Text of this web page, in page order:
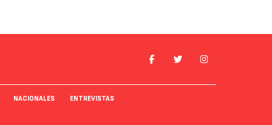
NACIONALES
ENTREVISTAS